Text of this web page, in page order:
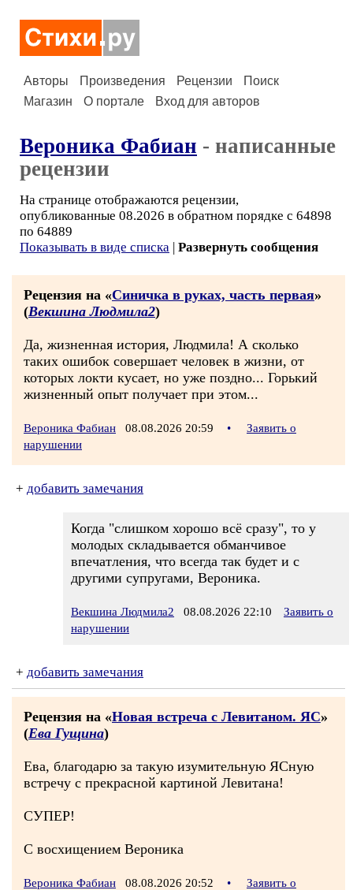
Авторы Произведения Рецензии
Поиск
Магазин
О портале Вход для авторов
Вероника Фабиан - написанные
рецензии
На странице отображаются рецензии,
опубликованные 08.2026 в обратном порядке с 64898
по 64889
Показывать в виде списка | Развернуть сообщения
Рецензия на «Синичка в руках, часть первая»
(Векшина Людмила2)
Да, жизненная история, Людмила! А сколько
таких ошибок совершает человек в жизни, от
которых локти кусает, но уже поздно... Горький
жизненный опыт получает при этом...
Вероника Фабиан 08.08.2026 20:59 •
Заявить о
нарушении
+ добавить замечания
Когда "слишком хорошо всё сразу", то у
молодых складывается обманчивое
впечатления, что всегда так будет и с
другими супругами, Вероника.
Векшина Людмила2 08.08.2026 22:10
Заявить о
нарушении
+ добавить замечания
Рецензия на «Новая встреча с Левитаном. ЯС»
(Ева Гущина)
Ева, благодарю за такую изумительную ЯСную
встречу с прекрасной картиной Левитана!
СУПЕР!
С восхищением Вероника
Вероника Фабиан 08.08.2026 20:52 •
Заявить о